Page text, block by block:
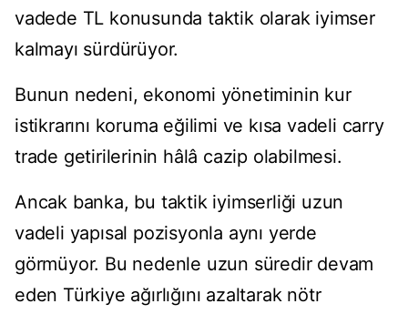
vadede TL konusunda taktik olarak iyimser
kalmayı sürdürüyor.
Bunun nedeni, ekonomi yönetiminin kur
istikrarını koruma eğilimi ve kısa vadeli carry
trade getirilerinin hâlâ cazip olabilmesi.
Ancak banka, bu taktik iyimserliği uzun
vadeli yapısal pozisyonla aynı yerde
görmüyor. Bu nedenle uzun süredir devam
eden Türkiye ağırlığını azaltarak nötr